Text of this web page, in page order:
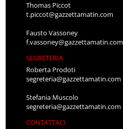
Thomas Piccot
t.piccot@gazzettamatin.com
Fausto Vassoney
f.vassoney@gazzettamatin.com
SEGRETERIA
Roberta Prodoti
segreteria@gazzettamatin.com
Stefania Muscolo
segreteria@gazzettamatin.com
CONTATTACI